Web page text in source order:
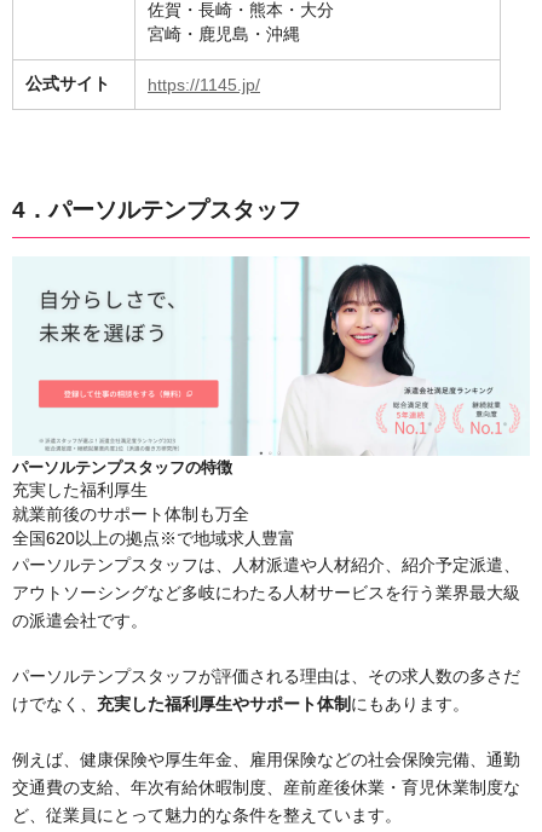
佐賀・長崎・熊本・大分
宮崎・鹿児島・沖縄
公式サイト https://1145.jp/
4．パーソルテンプスタッフ
パーソルテンプスタッフの特徴
充実した福利厚生
就業前後のサポート体制も万全
全国620以上の拠点※で地域求人豊富
パーソルテンプスタッフは、人材派遣や人材紹介、紹介予定派遣、
アウトソーシングなど多岐にわたる人材サービスを行う業界最大級
の派遣会社です。
パーソルテンプスタッフが評価される理由は、その求人数の多さだ
けでなく、 充実した福利厚生やサポート体制にもあります。
例えば、健康保険や厚生年金、雇用保険などの社会保険完備、通勤
交通費の支給、年次有給休暇制度、産前産後休業・育児休業制度な
ど、従業員にとって魅力的な条件を整えています。